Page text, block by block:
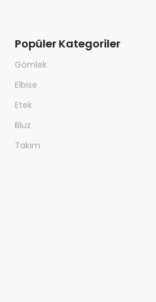
Popüler Kategoriler
Gömlek
Elbise
Etek
Bluz
Takım